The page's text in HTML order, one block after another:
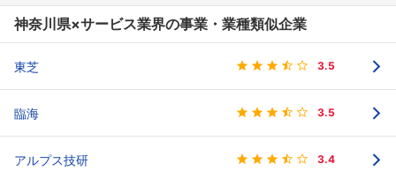
神奈川県×サービス業界の事業・業種類似企業
東芝 3.5
臨海 3.5
アルプス技研 3.4